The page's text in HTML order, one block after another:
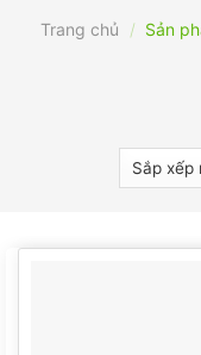
Trang chủ / Sản